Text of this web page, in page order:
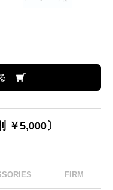
￥5,000〕
FIRM